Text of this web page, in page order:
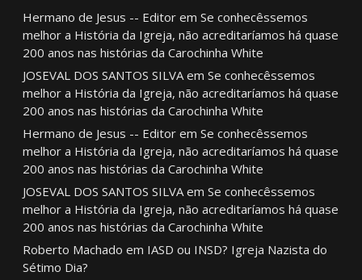
Hermano de Jesus -- Editorem Se conhecêssemos
melhor a História da Igreja, não acreditaríamos há quase
200 anos nas histórias da Carochinha White
JOSEVAL DOS SANTOS SILVAem Se conhecêssemos
melhor a História da Igreja, não acreditaríamos há quase
200 anos nas histórias da Carochinha White
Hermano de Jesus -- Editorem Se conhecêssemos
melhor a História da Igreja, não acreditaríamos há quase
200 anos nas histórias da Carochinha White
JOSEVAL DOS SANTOS SILVAem Se conhecêssemos
melhor a História da Igreja, não acreditaríamos há quase
200 anos nas histórias da Carochinha White
Roberto Machado em IASD ou INSD? Igreja Nazista do
Sétimo Dia?